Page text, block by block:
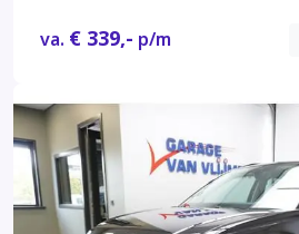
va. € 339,- p/m